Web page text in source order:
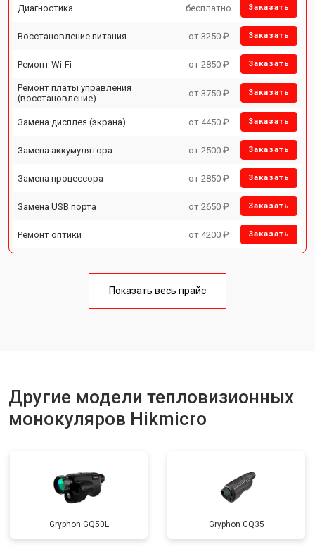
Диагностика бесплатно Заказать
Восстановление питания от 3250 ₽ Заказать
Ремонт Wi-Fi от 2850 ₽ Заказать
Ремонт платы управления
(восстановление)
от 3750 ₽ Заказать
Замена дисплея (экрана) от 4450 ₽ Заказать
Замена аккумулятора от 2500 ₽ Заказать
Замена процессора от 2850 ₽ Заказать
Замена USB порта от 2650 ₽ Заказать
Ремонт оптики от 4200 ₽ Заказать
Показать весь прайс
Другие модели тепловизионных
монокуляров Hikmicro
Gryphon GQ50L Gryphon GQ35